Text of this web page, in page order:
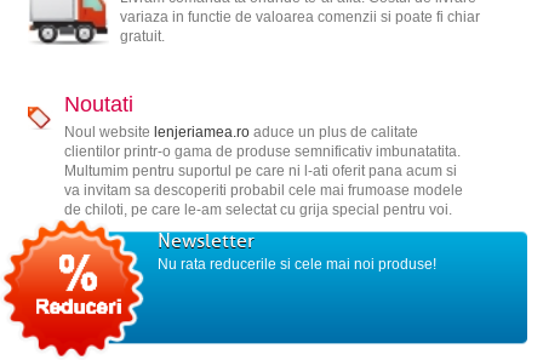
variaza in functie de valoarea comenzii si poate fi chiar
gratuit.
Noutati
Noul website lenjeriamea.roaduce un plus de calitate
clientilor printr-o gama de produse semnificativ imbunatatita.
Multumim pentru suportul pe care ni l-ati oferit pana acum si
va invitam sa descoperiti probabil cele mai frumoase modele
de chiloti, pe care le-am selectat cu grija special pentru voi.
Newsletter
Nu rata reducerile si cele mai noi produse!